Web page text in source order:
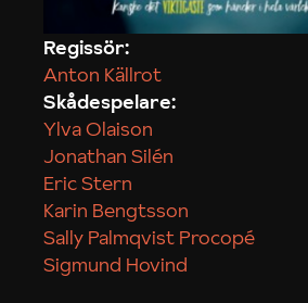
Regissör:
Anton Källrot
Skådespelare:
Ylva Olaison
Jonathan Silén
Eric Stern
Karin Bengtsson
Sally Palmqvist Procopé
Sigmund Hovind